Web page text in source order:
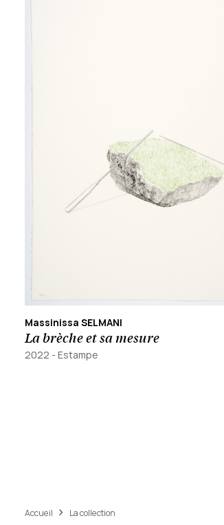
Massinissa SELMANI
La brèche et sa mesure
2022 - Estampe
Accueil La collection